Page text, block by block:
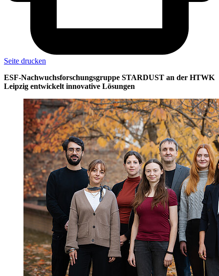
Seite drucken
ESF-Nachwuchsforschungsgruppe STARDUST an der HTWK
Leipzig entwickelt innovative Lösungen